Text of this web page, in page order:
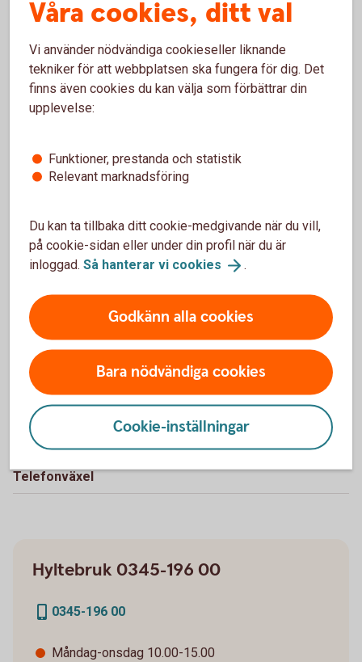
Torsdag 10.00-18.00
Övriga dagar kontantfritt
Inga kontanter från och med vecka 32 och preliminärt
till vecka 41 på grund av vår ombyggnation. Vi
hänvisar till insättning - och uttagsautomat vid ICA i
Burseryd
Torsdag 12.00-18.00
Övriga dagar kontantfritt
Telefonväxel
Hyltebruk 0345-196 00
0345-196 00
Måndag-onsdag 10.00-15.00
Våra cookies, ditt val
Vi använder nödvändiga cookieseller liknande
tekniker för att webbplatsen ska fungera för dig. Det
finns även cookies du kan välja som förbättrar din
upplevelse:
Funktioner, prestanda och statistik
Relevant marknadsföring
Du kan ta tillbaka ditt cookie-medgivande när du vill,
på cookie-sidan eller under din profil när du är
inloggad. Så hanterar vi cookies .
Godkänn alla cookies
Bara nödvändiga cookies
Cookie-inställningar